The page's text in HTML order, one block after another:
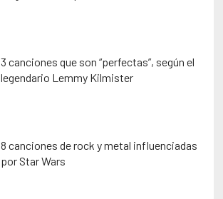
3 canciones que son “perfectas”, según el
legendario Lemmy Kilmister
8 canciones de rock y metal influenciadas
por Star Wars